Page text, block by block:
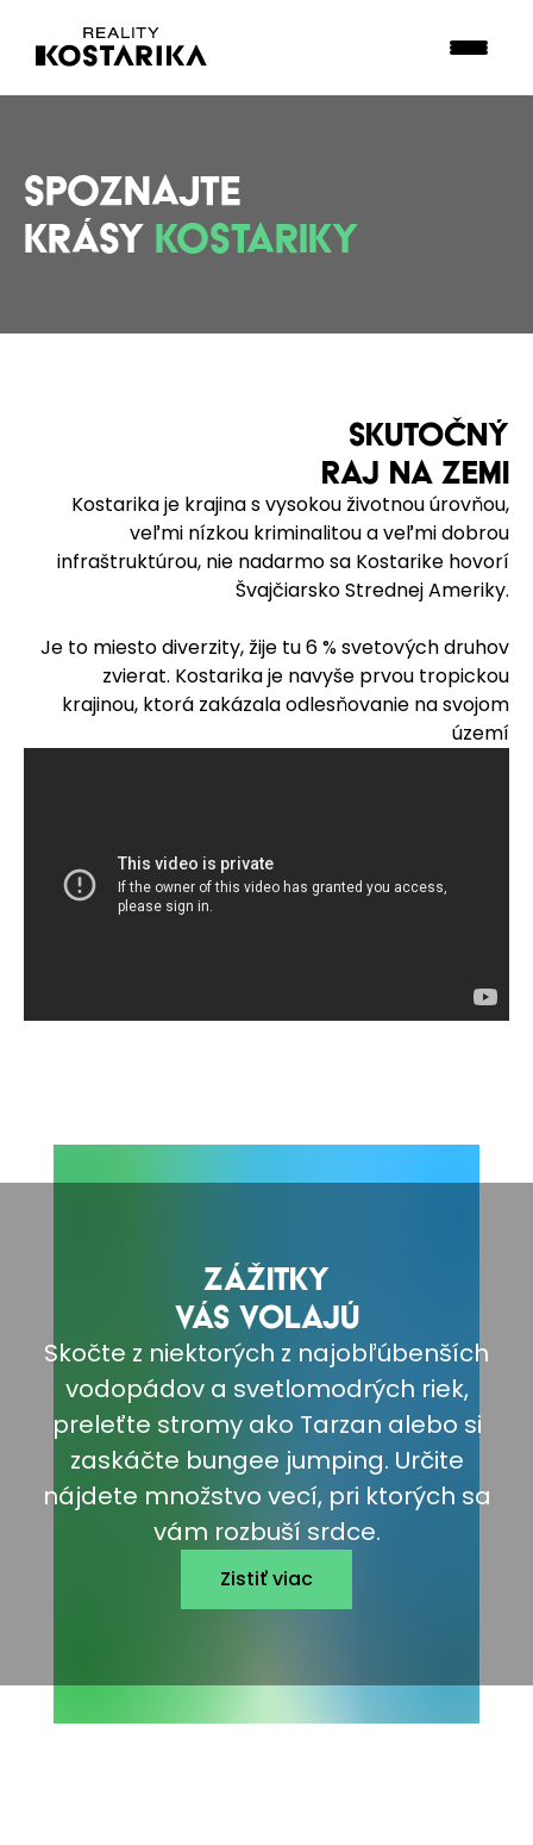
SPOZNAJTE
KRÁSY KOSTARIKY
SKUTOČNÝ
RAJ NA ZEMI
Kostarika je krajina s vysokou životnou úrovňou,
veľmi nízkou kriminalitou a veľmi dobrou
infraštruktúrou, nie nadarmo sa Kostarike hovorí
Švajčiarsko Strednej Ameriky.
Je to miesto diverzity, žije tu 6 % svetových druhov
zvierat. Kostarika je navyše prvou tropickou
krajinou, ktorá zakázala odlesňovanie na svojom
území
ZÁŽITKY
VÁS VOLAJÚ
Skočte z niektorých z najobľúbenších
vodopádov a svetlomodrých riek,
preleťte stromy ako Tarzan alebo si
zaskáčte bungee jumping. Určite
nájdete množstvo vecí, pri ktorých sa
vám rozbuší srdce.
Zistiť viac